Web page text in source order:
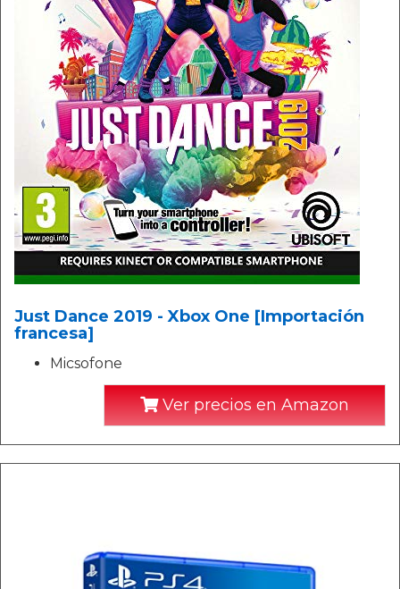
Just Dance 2019 - Xbox One [Importación
francesa]
Micsofone
Ver precios en Amazon